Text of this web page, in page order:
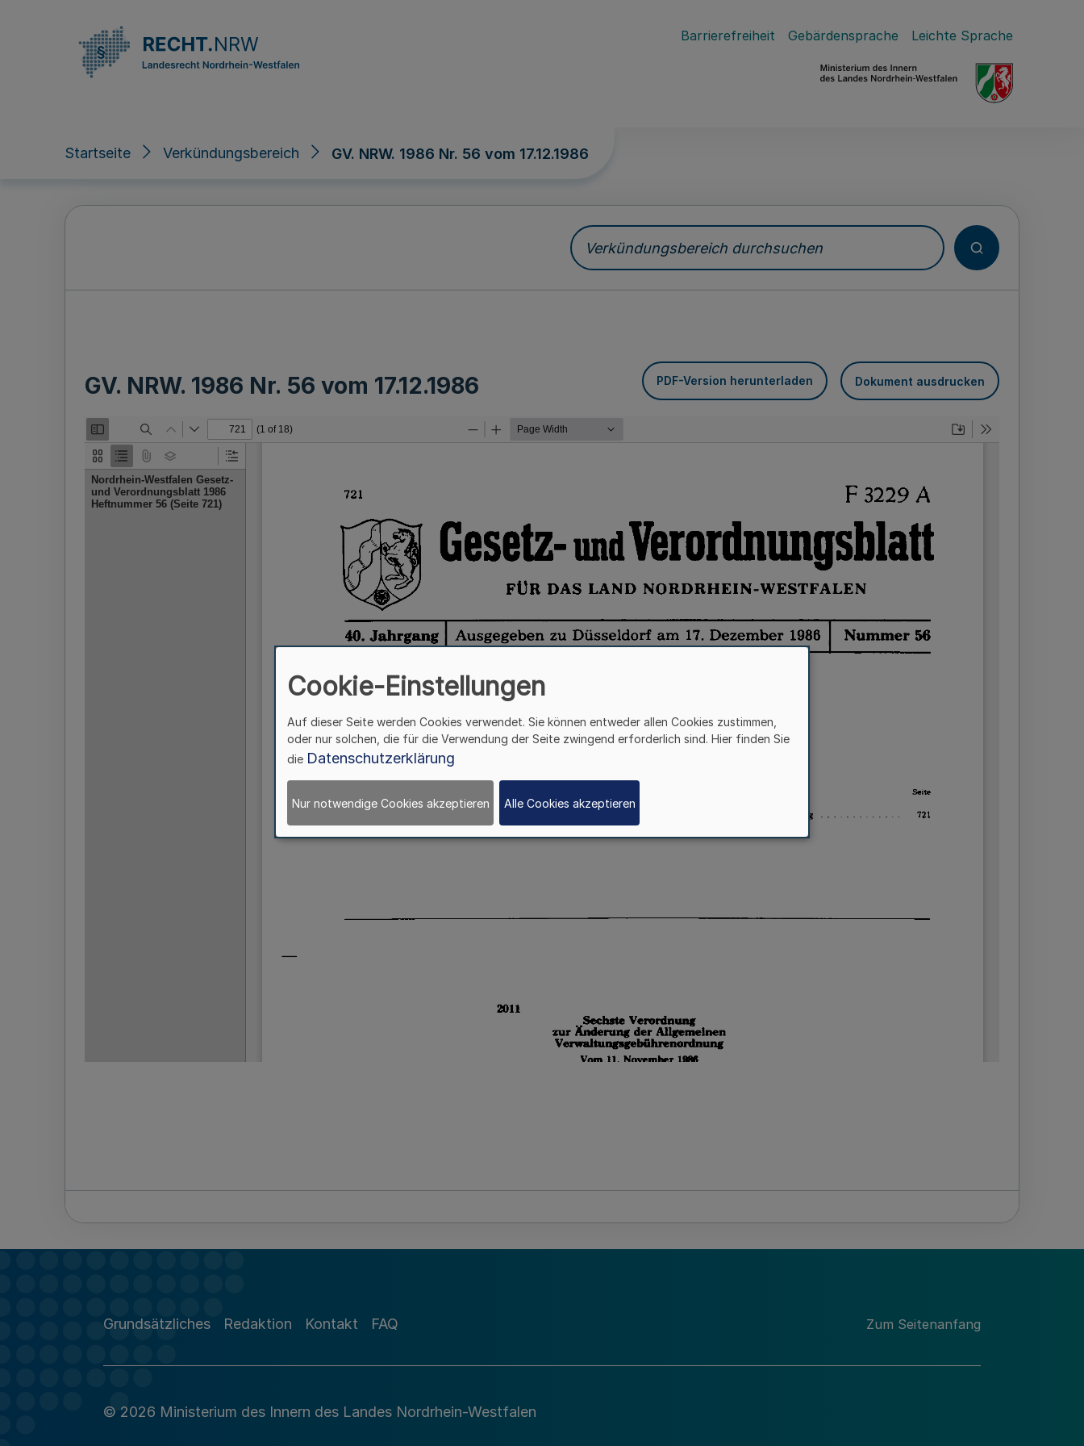
Barrierefreiheit Gebärdensprache Leichte Sprache
Startseite Verkündungsbereich GV. NRW. 1986 Nr. 56 vom 17.12.1986
Verkündungsbereich durchsuchen
GV. NRW. 1986 Nr. 56 vom 17.12.1986 PDF-Version herunterladen Dokument ausdrucken
Grundsätzliches Redaktion Kontakt FAQ Zum Seitenanfang
© 2026 Ministerium des Innern des Landes Nordrhein-Westfalen
Cookie-Einstellungen
Auf dieser Seite werden Cookies verwendet. Sie können entweder allen Cookies zustimmen,
oder nur solchen, die für die Verwendung der Seite zwingend erforderlich sind. Hier finden Sie
die Datenschutzerklärung
Nur notwendige Cookies akzeptieren Alle Cookies akzeptieren